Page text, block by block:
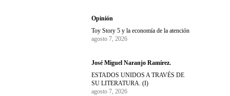
Opinión
Toy Story 5 y la economía de la atención
agosto 7, 2026
José Miguel Naranjo Ramírez.
ESTADOS UNIDOS A TRAVÉS DE
SU LITERATURA. (I)
agosto 7, 2026